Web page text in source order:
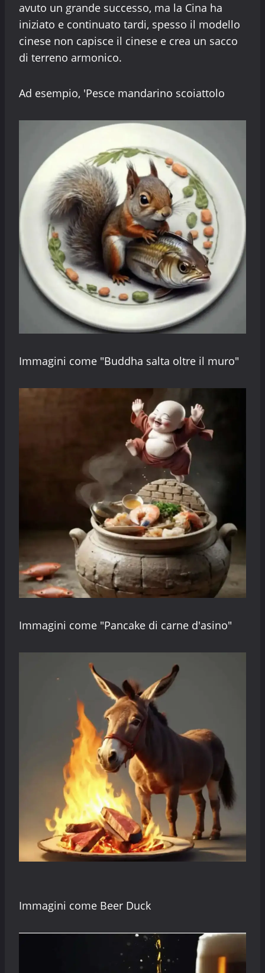
avuto un grande successo, ma la Cina ha
iniziato e continuato tardi, spesso il modello
cinese non capisce il cinese e crea un sacco
di terreno armonico.
Ad esempio, 'Pesce mandarino scoiattolo
Immagini come "Buddha salta oltre il muro"
Immagini come "Pancake di carne d'asino"
Immagini come Beer Duck